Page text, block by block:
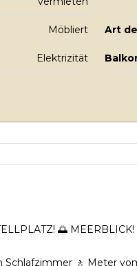
Möbliert Art
Elektrizität
🌅 MEERBLICK!
🚶 Meter